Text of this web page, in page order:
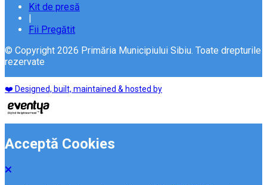
Kit de presă
Fii Pregătit
© Copyright 2026 Primăria Municipiului Sibiu. Toate drepturile
rezervate
❤️ Designed, built, maintained & hosted by
Acceptă Cookies